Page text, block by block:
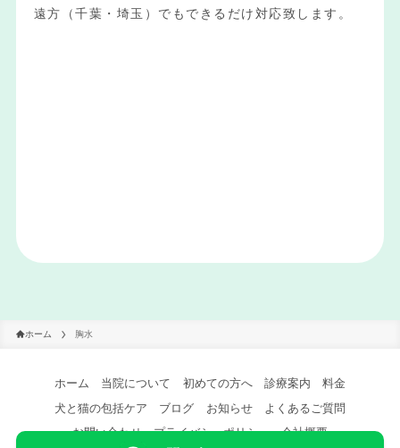
遠方（千葉・埼玉）でもできるだけ対応致します。
ホーム 胸水
ホーム 当院について 初めての方へ 診療案内
料金
犬と猫の包括ケア
ブログ お知らせ
よくあるご質問
お問い合わせ
プライバシーポリシー 会社概要